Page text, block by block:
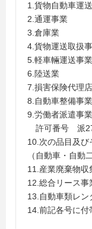
1.貨物自動車運
2.通運事業
3.倉庫業
4.貨物運送取扱
5.軽車輛運送事業
6.陸送業
7.損害保険代理
8.自動車整備事業
9.労働者派遣事
許可番号 派
10.次の品目及び
（自動車・自動
11.産業廃棄物収
12.総合リース事
13.自動車類レン
14.前記各号に